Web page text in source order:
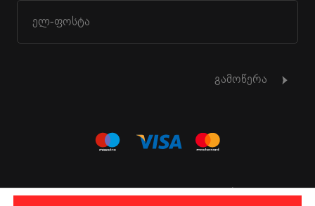
გამოწერა
© 2015 - 2026 KUPPERSBERG. ყველა უფლება დაცულია.